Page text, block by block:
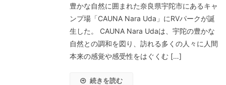
豊かな自然に囲まれた奈良県宇陀市にあるキャ
ンプ場「CAUNA Nara Uda」にRVパークが誕
生した。 CAUNA Nara Udaは、宇陀の豊かな
自然との調和を図り、訪れる多くの人々に人間
本来の感覚や感受性をはぐくむ […]
続きを読む